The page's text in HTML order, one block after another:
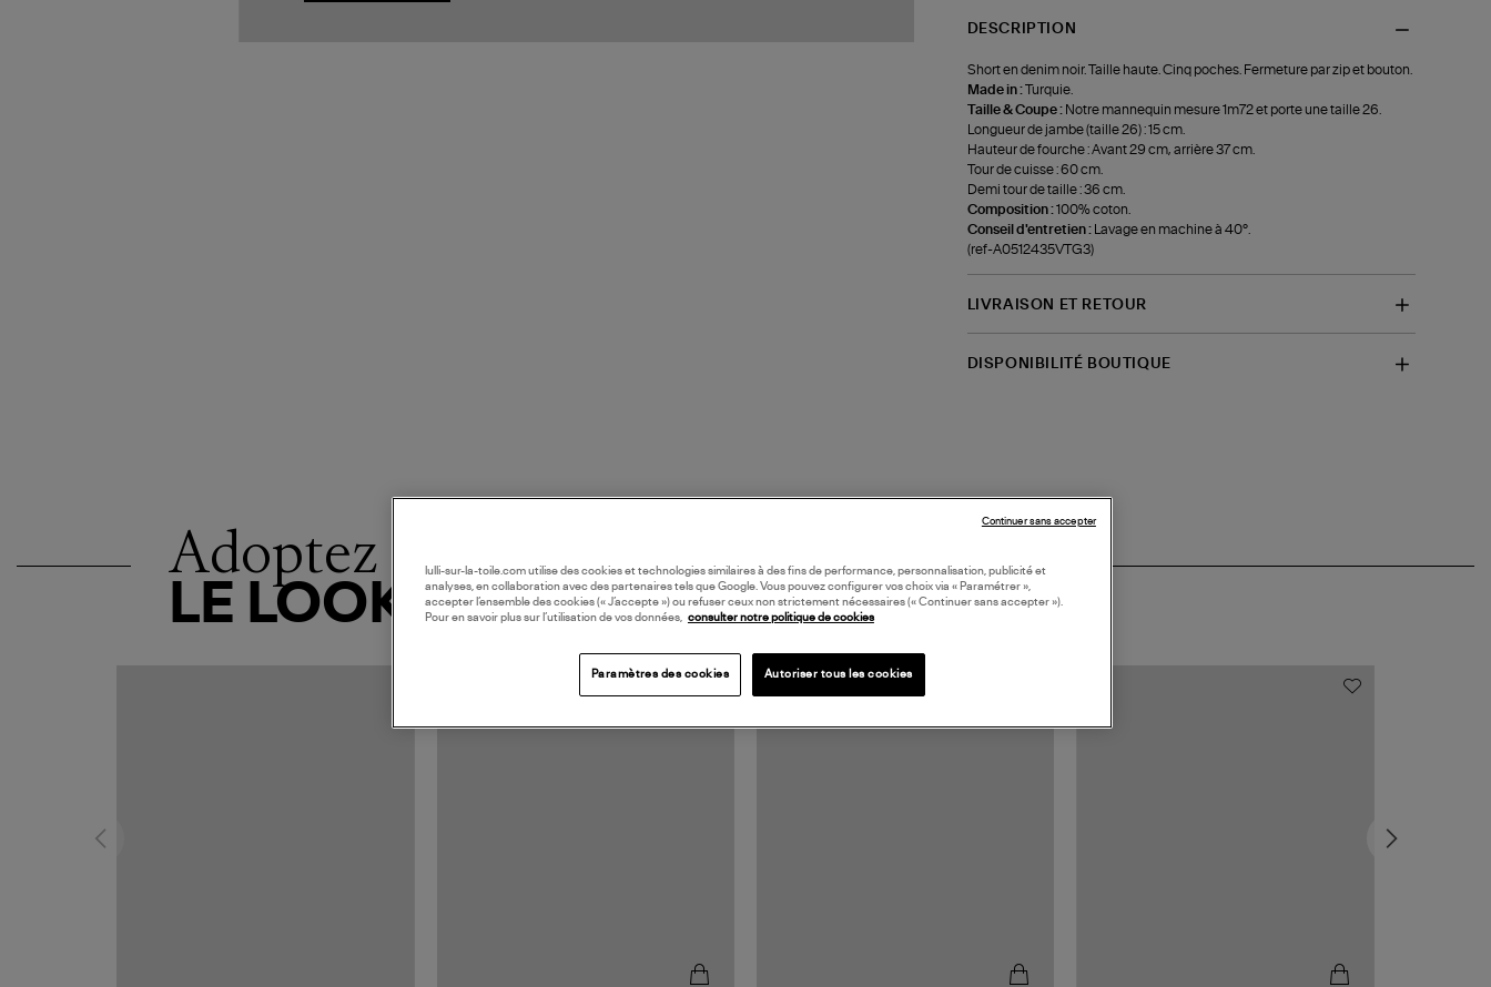
DESCRIPTION
Short en denim noir. Taille haute. Cinq poches. Fermeture par zip et bouton.
Made in :Turquie.
Taille & Coupe : Notre mannequin mesure 1m72 et porte une taille 26.
Longueur de jambe (taille 26) : 15 cm.
Hauteur de fourche : Avant 29 cm, arrière 37 cm.
Tour de cuisse : 60 cm.
Demi tour de taille : 36 cm.
Composition :100% coton.
Conseil d'entretien :
Lavage en machine à 40°.
(ref-A0512435VTG3)
LIVRAISON ET RETOUR
DISPONIBILITÉ BOUTIQUE
Adoptez
LE LOOK
lulli-sur-la-toile.com utilise des cookies et technologies similaires à des fins de performance, personnalisation, publicité et
analyses, en collaboration avec des partenaires tels que Google. Vous pouvez configurer vos choix via « Paramétrer »,
accepter l’ensemble des cookies (« J’accepte ») ou refuser ceux non strictement nécessaires (« Continuer sans accepter »).
Pour en savoir plus sur l’utilisation de vos données, consulter notre politique de cookies
Paramètres des cookies Autoriser tous les cookies
Continuer sans accepter